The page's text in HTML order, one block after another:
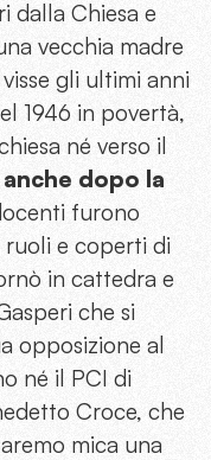
dalla Chiesa e
vecchia madre
gli ultimi anni
1946 in povertà,
né verso il
dopo la
furono
e coperti di
in cattedra e
che si
opposizione al
né il PCI di
Croce, che
mica una